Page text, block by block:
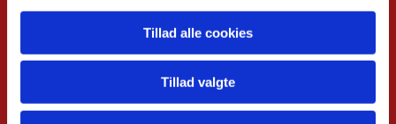
Tillad alle cookies
Tillad valgte
Babysalmesang
Konfirmand-café
Menighedsrådsmøder
Spirekoret Hjertelyd